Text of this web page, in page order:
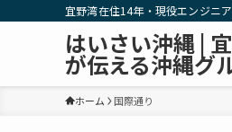
宜野湾在住14年・現役エンジニ
はいさい沖縄 |
が伝える沖縄グ
ホーム 国際通り